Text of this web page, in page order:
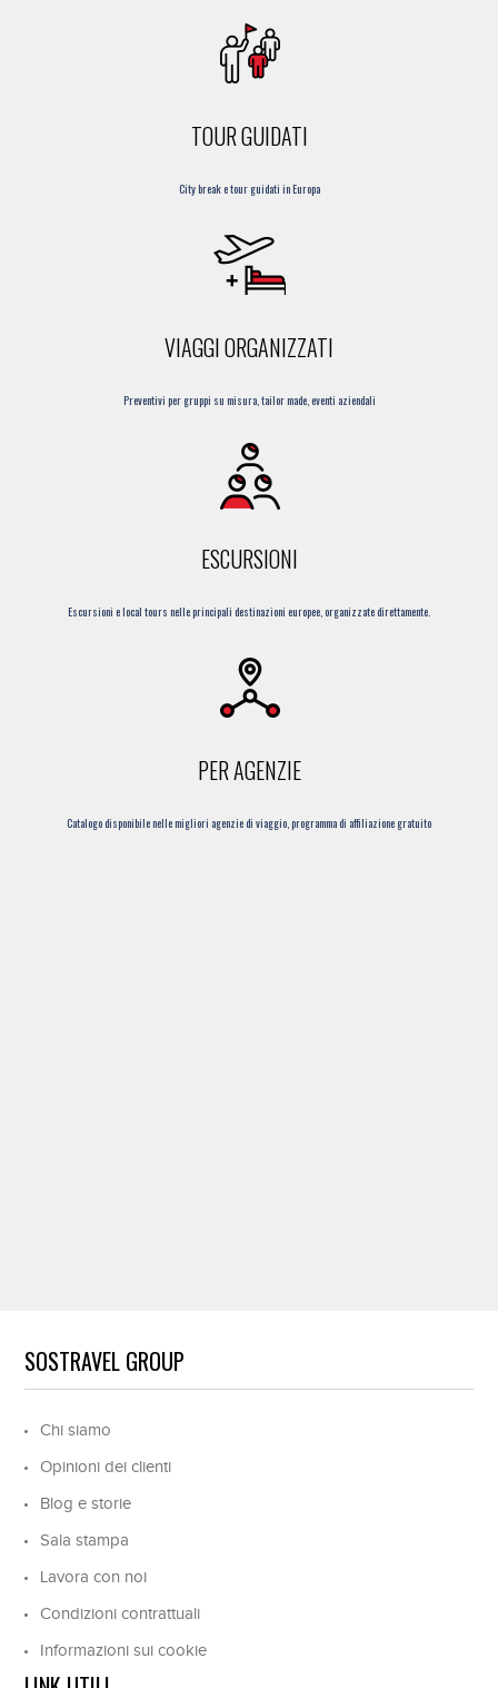
TOUR GUIDATI
City break e tour guidati in Europa
VIAGGI ORGANIZZATI
Preventivi per gruppi su misura, tailor made, eventi aziendali
ESCURSIONI
Escursioni e local tours nelle principali destinazioni europee, organizzate direttamente.
PER AGENZIE
Catalogo disponibile nelle migliori agenzie di viaggio, programma di affiliazione gratuito
SOSTRAVEL GROUP
Chi siamo
Opinioni dei clienti
Blog e storie
Sala stampa
Lavora con noi
Condizioni contrattuali
Informazioni sui cookie